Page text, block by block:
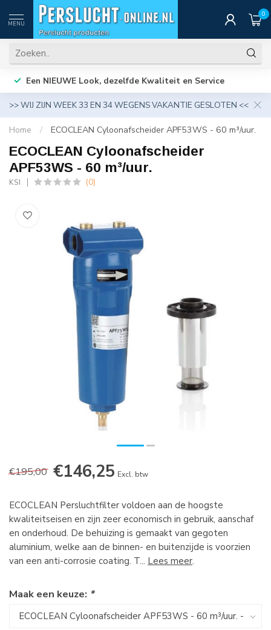
MENU
0
Een NIEUWE Look, dezelfde Kwaliteit en Service
>> WIJ ZIJN WEEK 33 EN 34 WEGENS VAKANTIE GESLOTEN <<
Home / ECOCLEAN Cyloonafscheider APF53WS - 60 m³/uur.
ECOCLEAN Cyloonafscheider
APF53WS - 60 m³/uur.
KSI (0)
€195,00 €146,25 Excl. btw
ECOCLEAN Persluchtfilter voldoen aan de hoogste
kwaliteitseisen en zijn zeer economisch in gebruik, aanschaf
en onderhoud. De behuizing is gemaakt van gegoten
aluminium, welke aan de binnen- en buitenzijde is voorzien
van een anti-corrosie coating. T... Lees meer.
Maak een keuze: *